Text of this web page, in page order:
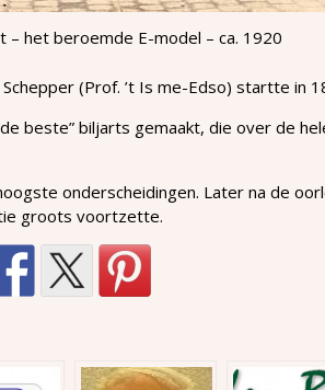
– het beroemde E-model – ca. 1920
(Prof. ’t Is me-Edso) startte in
beste” biljarts gemaakt, die over de
onderscheidingen. Later na de
groots voortzette.